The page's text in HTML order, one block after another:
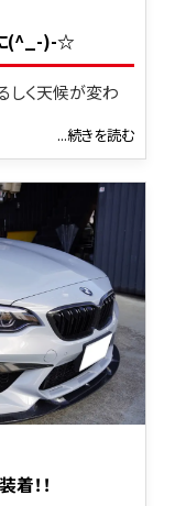
(^_-)-☆
く天候が変わ
...続きを読む
！！